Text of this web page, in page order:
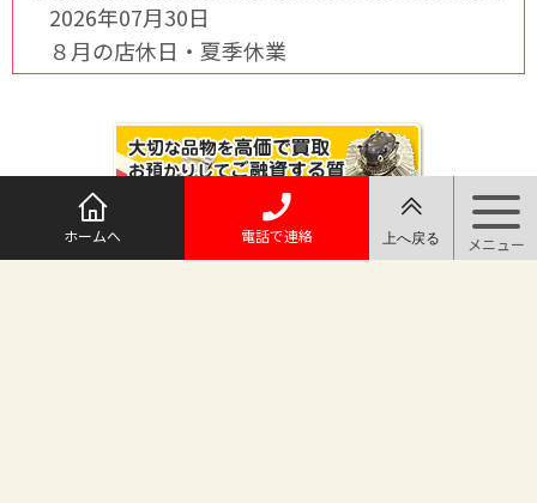
2026年07月30日
８月の店休日・夏季休業
ホームへ 電話で連絡